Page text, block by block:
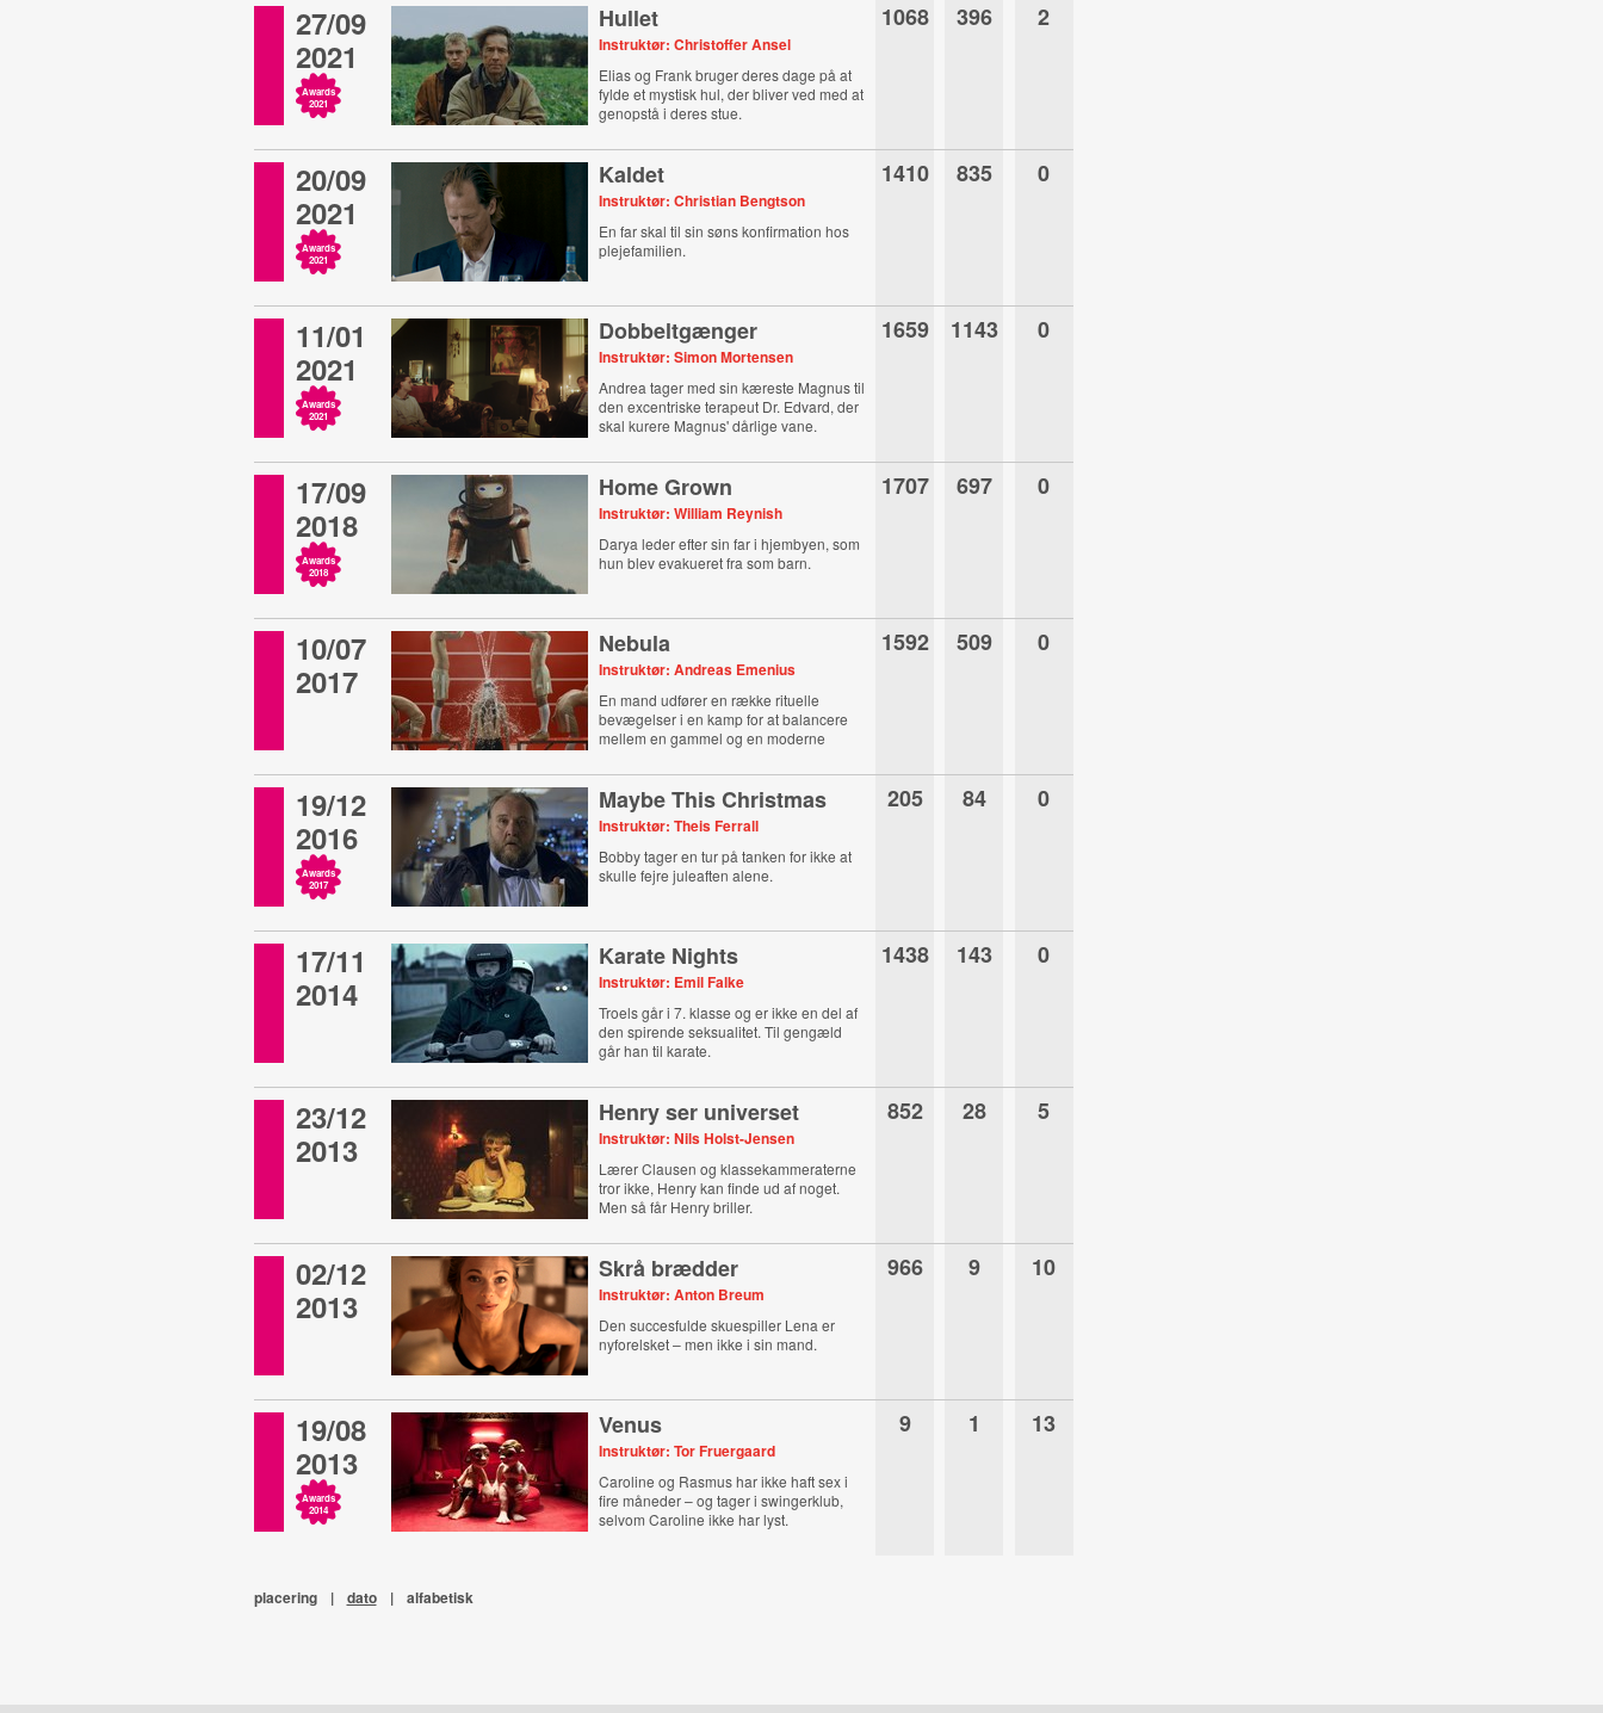
27/09
2021
Awards
2021
Hullet
Instruktør: Christoffer Ansel
Elias og Frank bruger deres dage på at
fylde et mystisk hul, der bliver ved med at
genopstå i deres stue.
1068 396 2
20/09
2021
Awards
2021
Kaldet
Instruktør: Christian Bengtson
En far skal til sin søns konfirmation hos
plejefamilien.
1410 835 0
11/01
2021
Awards
2021
Dobbeltgænger
Instruktør: Simon Mortensen
Andrea tager med sin kæreste Magnus til
den excentriske terapeut Dr. Edvard, der
skal kurere Magnus' dårlige vane.
1659 1143 0
17/09
2018
Awards
2018
Home Grown
Instruktør: William Reynish
Darya leder efter sin far i hjembyen, som
hun blev evakueret fra som barn.
1707 697 0
10/07
2017
Nebula
Instruktør: Andreas Emenius
En mand udfører en række rituelle
bevægelser i en kamp for at balancere
mellem en gammel og en moderne
1592 509 0
19/12
2016
Awards
2017
Maybe This Christmas
Instruktør: Theis Ferrall
Bobby tager en tur på tanken for ikke at
skulle fejre juleaften alene.
205 84 0
17/11
2014
Karate Nights
Instruktør: Emil Falke
Troels går i 7. klasse og er ikke en del af
den spirende seksualitet. Til gengæld
går han til karate.
1438 143 0
23/12
2013
Henry ser universet
Instruktør: Nils Holst-Jensen
Lærer Clausen og klassekammeraterne
tror ikke, Henry kan finde ud af noget.
Men så får Henry briller.
852 28 5
02/12
2013
Skrå brædder
Instruktør: Anton Breum
Den succesfulde skuespiller Lena er
nyforelsket – men ikke i sin mand.
966 9 10
19/08
2013
Awards
2014
Venus
Instruktør: Tor Fruergaard
Caroline og Rasmus har ikke haft sex i
fire måneder – og tager i swingerklub,
selvom Caroline ikke har lyst.
9 1 13
placering | dato | alfabetisk